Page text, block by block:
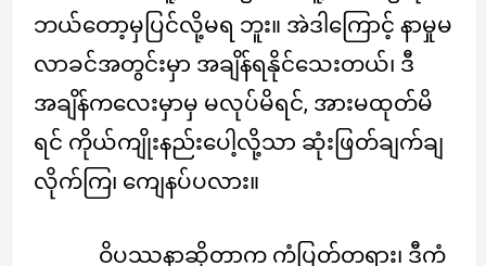
ဘယ်တော့မှပြင်လို့မရ ဘူး။ အဲဒါကြောင့် နာမှုမ
လာခင်အတွင်းမှာ အချိန်ရနိုင်သေးတယ်၊ ဒီ
အချိန်ကလေးမှာမှ မလုပ်မိရင်, အားမထုတ်မိ
ရင် ကိုယ်ကျိုးနည်းပေါ့လို့သာ ဆုံးဖြတ်ချက်ချ
လိုက်ကြ၊ ကျေနပ်ပလား။
ဝိပဿနာဆိုတာက ကံပြတ်တရား၊ ဒီကံ